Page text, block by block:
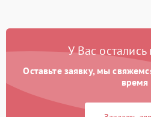
У Вас
Оставьте заявку, мы
время